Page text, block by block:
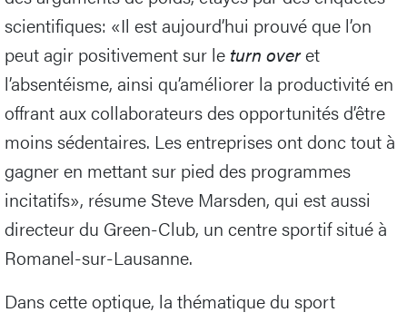
scientifiques: «Il est aujourd’hui prouvé que l’on
peut agir positivement sur le turn overet
l’absentéisme, ainsi qu’améliorer la productivité en
offrant aux collaborateurs des opportunités d’être
moins sédentaires. Les entreprises ont donc tout à
gagner en mettant sur pied des programmes
incitatifs», résume Steve Marsden, qui est aussi
directeur du Green-Club, un centre sportif situé à
Romanel-sur-Lausanne.
Dans cette optique, la thématique du sport